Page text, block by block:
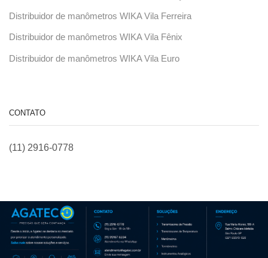
Distribuidor de manômetros WIKA Vila Ferreira
Distribuidor de manômetros WIKA Vila Fênix
Distribuidor de manômetros WIKA Vila Euro
CONTATO
(11) 2916-0778